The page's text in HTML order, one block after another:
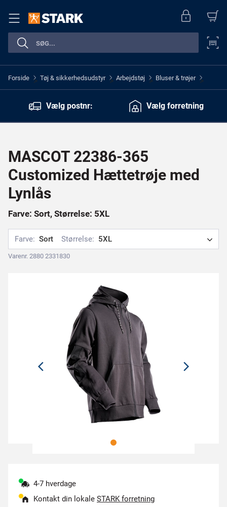
Forside > Tøj & sikkerhedsudstyr > Arbejdstøj > Bluser & trøjer >
Vælg postnr: Vælg forretning
MASCOT 22386-365
Customized Hættetrøje med
Lynlås
Farve: Sort, Størrelse: 5XL
Farve: Sort Størrelse: 5XL
Varenr. 2880 2331830
4-7 hverdage
Kontakt din lokale STARK forretning